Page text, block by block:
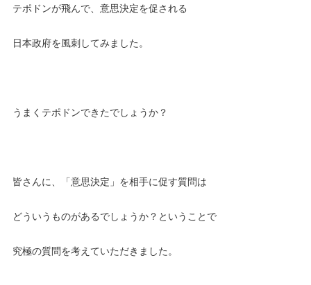
テポドンが飛んで、意思決定を促される
日本政府を風刺してみました。
うまくテポドンできたでしょうか？
皆さんに、「意思決定」を相手に促す質問は
どういうものがあるでしょうか？ということで
究極の質問を考えていただきました。